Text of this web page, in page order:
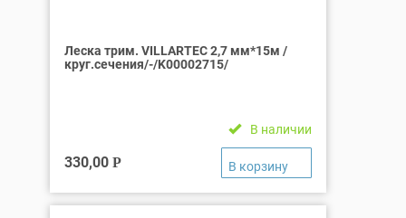
Леска трим. VILLARTEC 2,7 мм*15м /
круг.сечения/-/K00002715/
В наличии
330,00 Р